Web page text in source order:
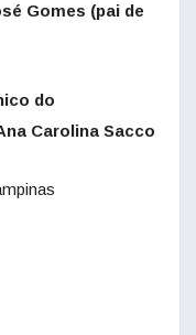
Gomes (pai de
do
Carolina Sacco